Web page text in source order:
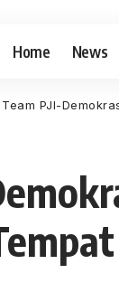
Home News
Team PJI-